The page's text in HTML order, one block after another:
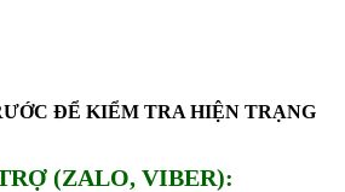
ĐỂ KIỂM TRA HIỆN TRẠNG
(ZALO, VIBER):